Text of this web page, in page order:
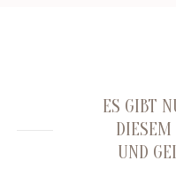
ES GIBT
DIESEM
UND